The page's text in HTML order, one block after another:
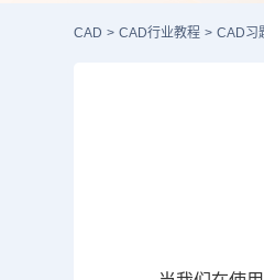
CAD > CAD行业教程 > CAD习